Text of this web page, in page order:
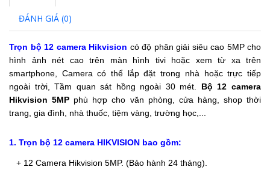
ĐÁNH GIÁ (0)
Trọn bộ 12 camera Hikvision có độ phân giải siêu cao 5MP cho
hình ảnh nét cao trên màn hình tivi hoặc xem từ xa trên
smartphone, Camera có thể lắp đặt trong nhà hoặc trực tiếp
ngoài trời, Tầm quan sát hồng ngoài 30 mét. Bộ 12 camera
Hikvision 5MP phù hợp cho văn phòng, cửa hàng, shop thời
trang, gia đình, nhà thuốc, tiệm vàng, trường học,...
1. Trọn bộ 12 camera HIKVISION bao gồm:
+ 12 Camera Hikvision 5MP. (Bảo hành 24 tháng).